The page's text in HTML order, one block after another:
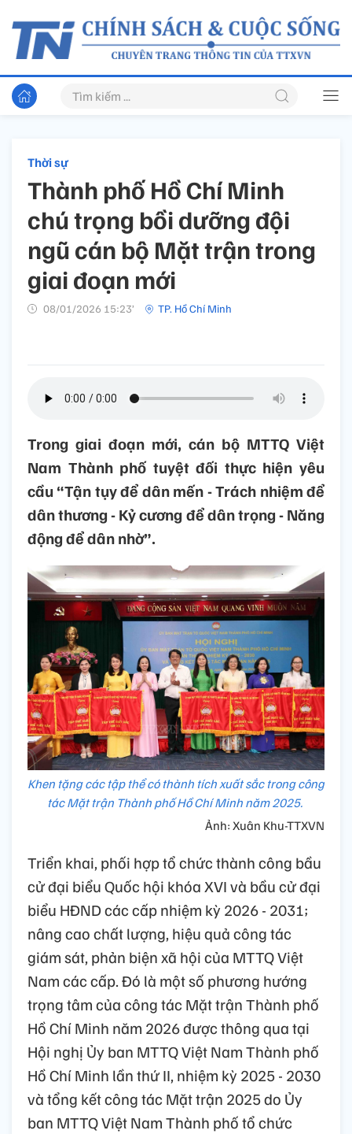
Thời sự
Thành phố Hồ Chí Minh
chú trọng bồi dưỡng đội
ngũ cán bộ Mặt trận trong
giai đoạn mới
08/01/2026 15:23’ TP. Hồ Chí Minh
Trong giai đoạn mới, cán bộ MTTQ Việt
Nam Thành phố tuyệt đối thực hiện yêu
cầu “Tận tụy để dân mến - Trách nhiệm để
dân thương - Kỷ cương để dân trọng - Năng
động để dân nhờ”.
Khen tặng các tập thể có thành tích xuất sắc trong công
tác Mặt trận Thành phố Hồ Chí Minh năm 2025.
Ảnh: Xuân Khu-TTXVN
Triển khai, phối hợp tổ chức thành công bầu
cử đại biểu Quốc hội khóa XVI và bầu cử đại
biểu HĐND các cấp nhiệm kỳ 2026 - 2031;
nâng cao chất lượng, hiệu quả công tác
giám sát, phản biện xã hội của MTTQ Việt
Nam các cấp. Đó là một số phương hướng
trọng tâm của công tác Mặt trận Thành phố
Hồ Chí Minh năm 2026 được thông qua tại
Hội nghị Ủy ban MTTQ Việt Nam Thành phố
Hồ Chí Minh lần thứ II, nhiệm kỳ 2025 - 2030
và tổng kết công tác Mặt trận 2025 do Ủy
ban MTTQ Việt Nam Thành phố tổ chức